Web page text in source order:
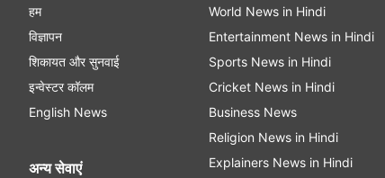
हम
विज्ञापन
शिकायत और सुनवाई
इन्वेस्टर कॉलम
English News
अन्य सेवाएं
World News in Hindi
Entertainment News in Hindi
Sports News in Hindi
Cricket News in Hindi
Business News
Religion News in Hindi
Explainers News in Hindi